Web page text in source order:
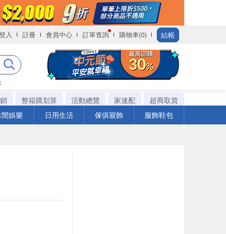
入 註冊 會員中心 訂單查詢 購物車(0) 結帳
整箱購划算 活動總覽 家速配
超商取貨
娛樂 日用生活 傢俱寢飾 服飾鞋包